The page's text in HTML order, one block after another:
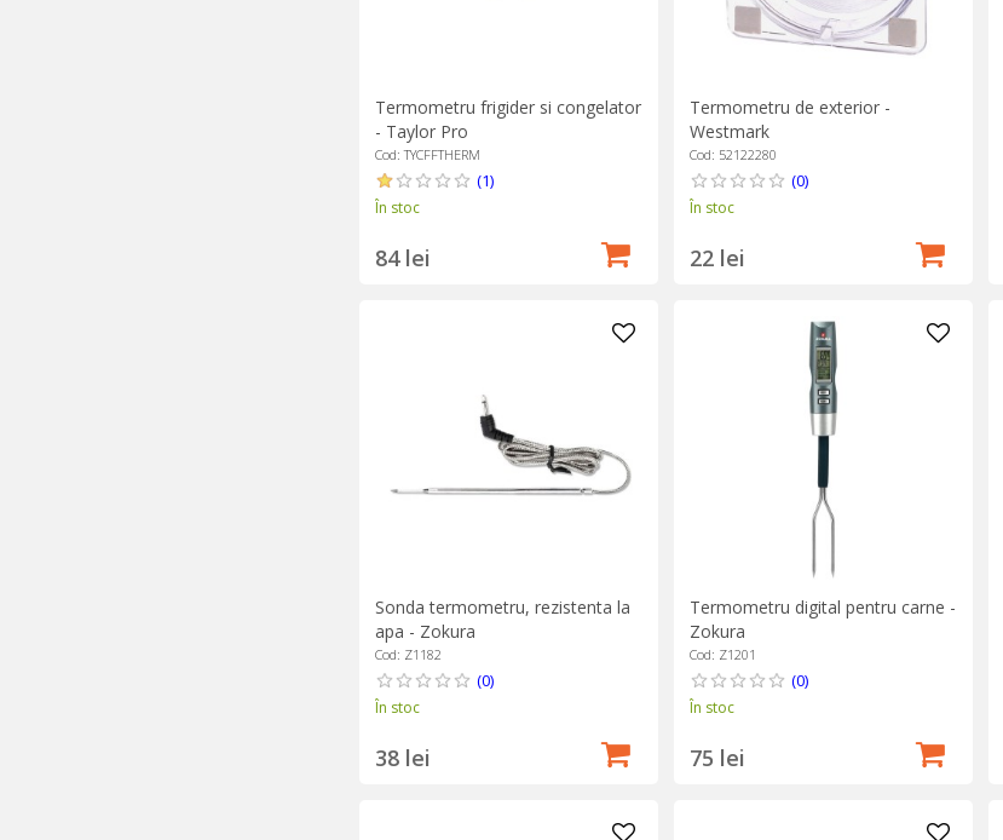
Termometru frigider si congelator
- Taylor Pro
Cod: TYCFFTHERM
(1)
În stoc
84 lei
Termometru de exterior -
Westmark
Cod: 52122280
(0)
În stoc
22 lei
Sonda termometru, rezistenta la
apa - Zokura
Cod: Z1182
(0)
În stoc
38 lei
Termometru digital pentru carne -
Zokura
Cod: Z1201
(0)
În stoc
75 lei